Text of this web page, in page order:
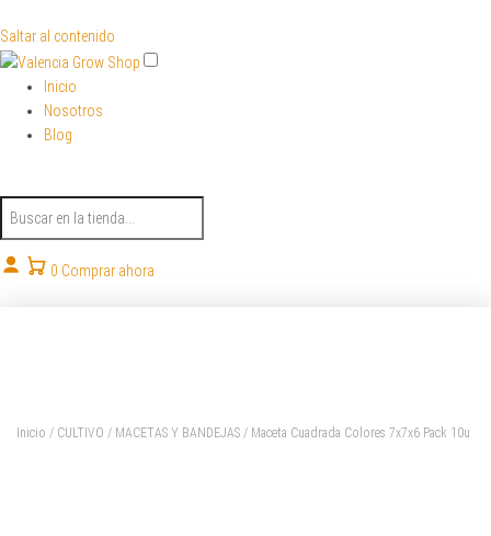
Saltar al contenido
Inicio
Nosotros
Blog
s
c
0 Comprar ahora
Inicio / CULTIVO / MACETAS Y BANDEJAS / Maceta Cuadrada Colores 7x7x6 Pack 10u